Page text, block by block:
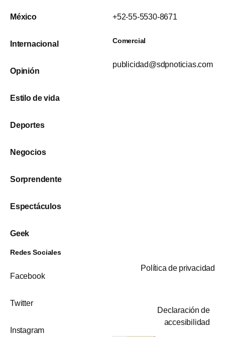
México
Internacional
Opinión
Estilo de vida
Deportes
Negocios
Sorprendente
Espectáculos
Geek
+52-55-5530-8671
Comercial
publicidad@sdpnoticias.com
Redes Sociales
Facebook
Twitter
Instagram
Política de privacidad
Declaración de
accesibilidad